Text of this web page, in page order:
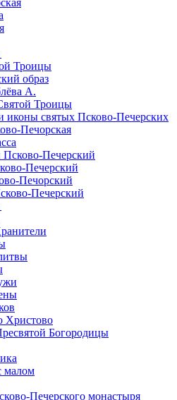
Троицы
образ
А.
Троицы
иконы святых Псково-Печерских
Печорская
Печерский
Печерский
Печорский
Печерский
Христово
Богородицы
малом
Печерского монастыря